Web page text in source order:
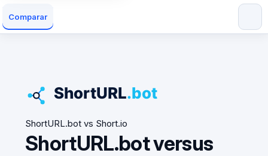
Comparar
ShortURL.bot vs Short.io
ShortURL.bot versus